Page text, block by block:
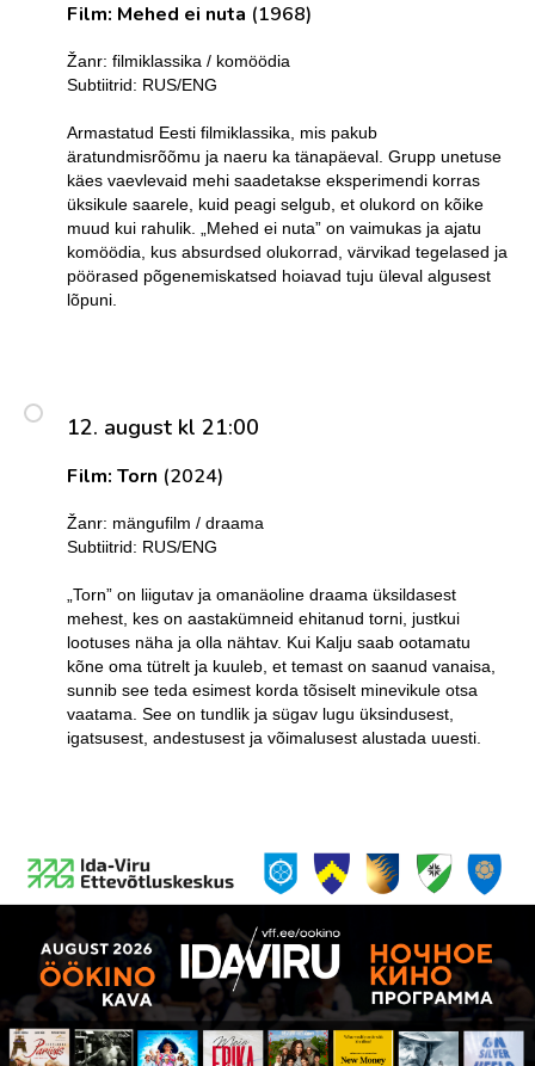
Film: Mehed ei nuta (1968)
Žanr: filmiklassika / komöödia
Subtiitrid: RUS/ENG
Armastatud Eesti filmiklassika, mis pakub
äratundmisrõõmu ja naeru ka tänapäeval. Grupp unetuse
käes vaevlevaid mehi saadetakse eksperimendi korras
üksikule saarele, kuid peagi selgub, et olukord on kõike
muud kui rahulik. „Mehed ei nuta” on vaimukas ja ajatu
komöödia, kus absurdsed olukorrad, värvikad tegelased ja
pöörased põgenemiskatsed hoiavad tuju üleval algusest
lõpuni.
12. august kl 21:00
Film: Torn (2024)
Žanr: mängufilm / draama
Subtiitrid: RUS/ENG
„Torn” on liigutav ja omanäoline draama üksildasest
mehest, kes on aastakümneid ehitanud torni, justkui
lootuses näha ja olla nähtav. Kui Kalju saab ootamatu
kõne oma tütrelt ja kuuleb, et temast on saanud vanaisa,
sunnib see teda esimest korda tõsiselt minevikule otsa
vaatama. See on tundlik ja sügav lugu üksindusest,
igatsusest, andestusest ja võimalusest alustada uuesti.